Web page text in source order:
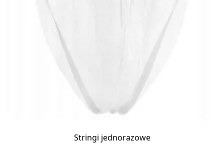
Stringi jednorazowe